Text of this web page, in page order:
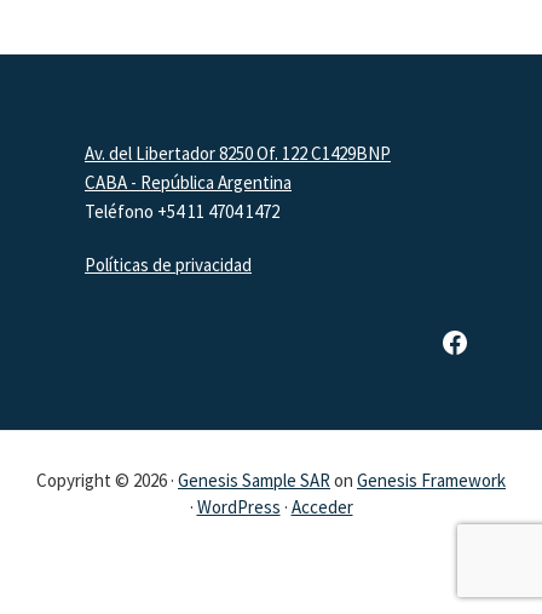
FooterAv. del Libertador 8250 Of. 122 C1429BNP
CABA - República Argentina
Teléfono +54 11 4704 1472
Políticas de privacidad
Página de Facebook de SAR
Copyright © 2026 · Genesis Sample SARon Genesis Framework
· WordPress · Acceder